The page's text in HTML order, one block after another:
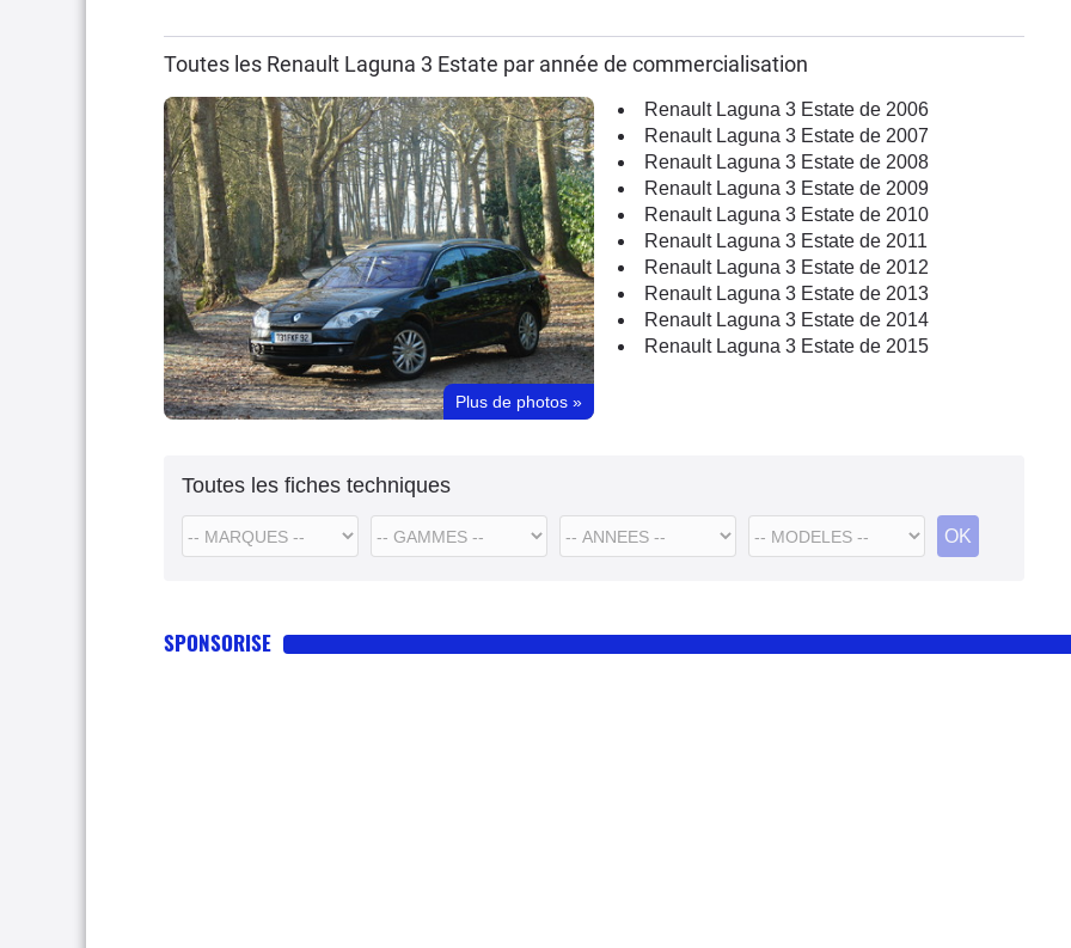
Toutes les Renault Laguna 3 Estate par année de commercialisation
Plus de photos »
Renault Laguna 3 Estate de 2006
Renault Laguna 3 Estate de 2007
Renault Laguna 3 Estate de 2008
Renault Laguna 3 Estate de 2009
Renault Laguna 3 Estate de 2010
Renault Laguna 3 Estate de 2011
Renault Laguna 3 Estate de 2012
Renault Laguna 3 Estate de 2013
Renault Laguna 3 Estate de 2014
Renault Laguna 3 Estate de 2015
Toutes les fiches techniques
SPONSORISE